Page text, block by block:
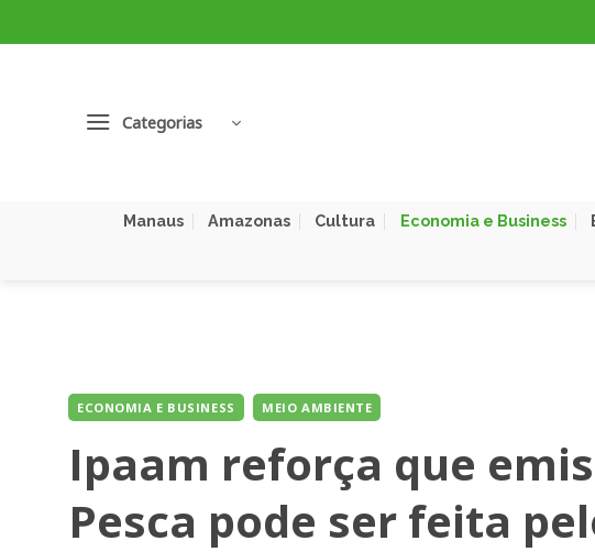
to
Categorias
Manaus Amazonas Cultura Economia e Business
ECONOMIA E BUSINESS MEIO AMBIENTE
Ipaam reforça que
Pesca pode ser feita